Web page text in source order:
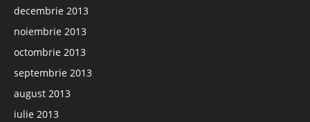
decembrie 2013
noiembrie 2013
octombrie 2013
septembrie 2013
august 2013
iulie 2013